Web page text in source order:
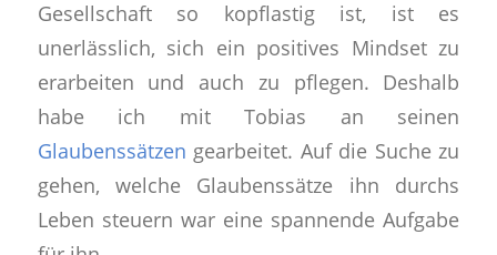
Gesellschaft so kopflastigist, ist es
unerlässlich, sich ein positives Mindset zu
erarbeiten und auch zu pflegen. Deshalb
habe ich mit Tobias an seinen
Glaubenssätzen gearbeitet. Auf die Suche zu
gehen, welche Glaubenssätze ihn durchs
Leben steuern war eine spannende Aufgabe